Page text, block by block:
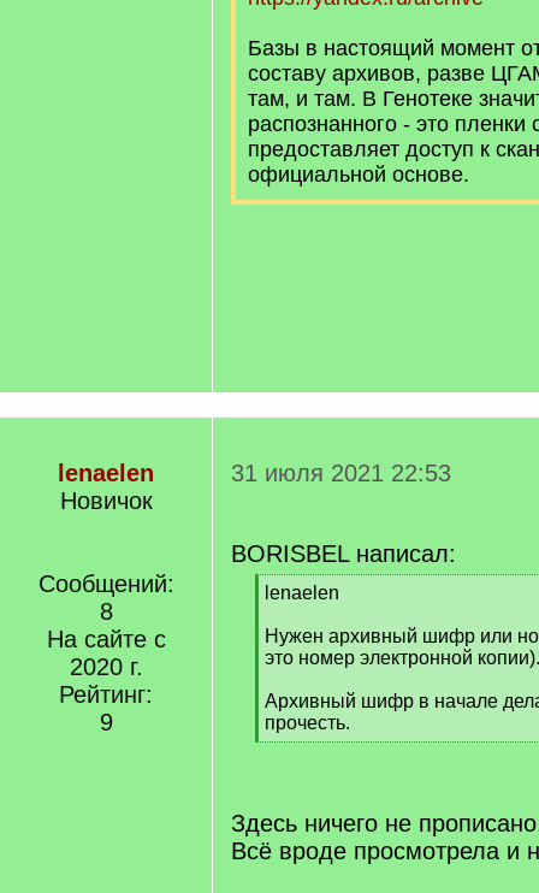
Базы в настоящий момент
составу архивов, разве
там, и там. В Генотеке
распознанного - это пленки
предоставляет доступ к
официальной основе.
lenaelen
Новичок
Сообщений:
8
На сайте с
2020 г.
Рейтинг:
9
31 июля 2021 22:53
BORISBEL написал:
[
]
lenaelen
Нужен архивный шифр или
это номер электронной копии).
Архивный шифр в начале
прочесть.
[
Здесь ничего не
Всё вроде просмотрела и